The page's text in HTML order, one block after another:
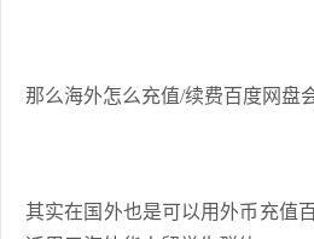
那么海外怎么充值/续费百度网盘
其实在国外也是可以用外币充值